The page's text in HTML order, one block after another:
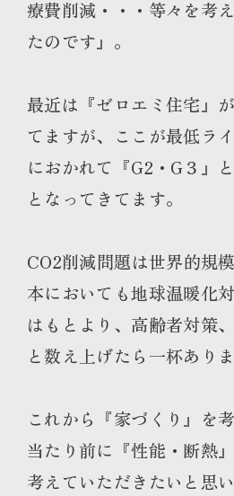
療費削減・・・等々を考
たのです』。
最近は『ゼロエミ住宅』
てますが、ここが最低ラ
におかれて『G2・G３』
となってきてます。
CO2削減問題は世界的規
本においても地球温暖化
はもとより、高齢者対策
と数え上げたら一杯ありま
これから『家づくり』を
当たり前に『性能・断熱
考えていただきたいと思